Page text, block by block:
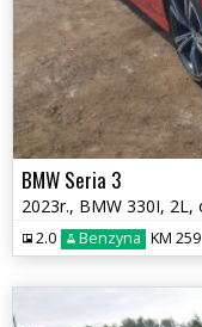
BMW Seria 3
2.0 Benzyna KM 259